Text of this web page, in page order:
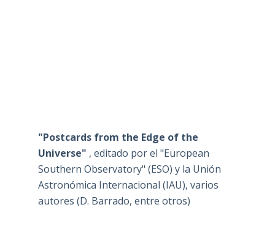
"Postcards from the Edge of the
Universe" , editado por el "European
Southern Observatory" (ESO) y la Unión
Astronómica Internacional (IAU), varios
autores (D. Barrado, entre otros)